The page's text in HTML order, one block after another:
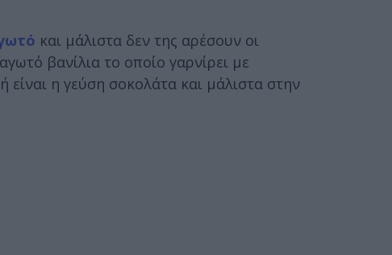
και μάλιστα δεν της αρέσουν οι
βανίλια το οποίο γαρνίρει με
είναι η γεύση σοκολάτα και μάλιστα στην